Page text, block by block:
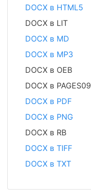
DOCX в HTML5
DOCX в LIT
DOCX в MD
DOCX в MP3
DOCX в OEB
DOCX в PAGES09
DOCX в PDF
DOCX в PNG
DOCX в RB
DOCX в TIFF
DOCX в TXT